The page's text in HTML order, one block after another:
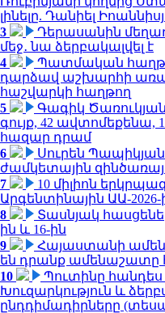
լինելը. Դանիել
3
Դերասանին
մեջ․ նա ձերբակալվել է
4
Պատմական
դարձավ աշխարհի
հաշվարկի հաղթող
5
Գագիկ
գույք, 42 ավտոմեքենա,
հազար դրամ
6
Սուրեն
ժամկետային
7
10 միլիոն
Արգենտինային ԱԱ-2026-
8
Տասնյակ
ին և 16-ին
9
Հայաստանի
են դրանք ամենաշատը
10
Պուտինը հանդես
Խուզարկություն և
ընդդիմադիրները